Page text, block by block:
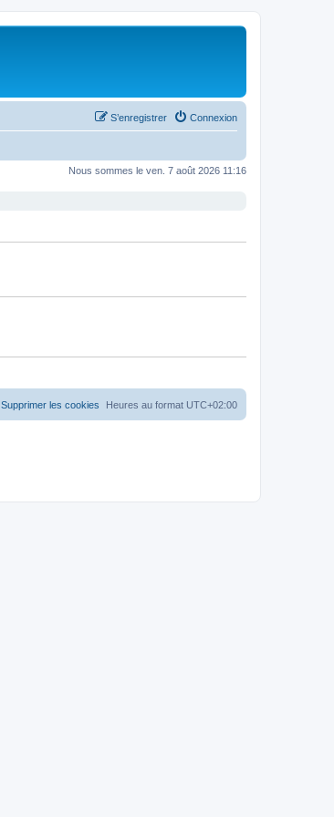
Connexion
S’enregistrer
Nous sommes le ven. 7 août 2026 11:16
Heures au format UTC+02:00
Supprimer les cookies